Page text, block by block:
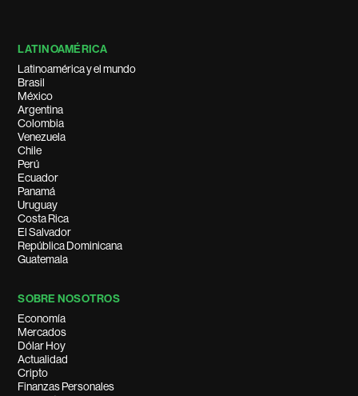
LATINOAMÉRICA
Latinoamérica y el mundo
Brasil
México
Argentina
Colombia
Venezuela
Chile
Perú
Ecuador
Panamá
Uruguay
Costa Rica
El Salvador
República Dominicana
Guatemala
SOBRE NOSOTROS
Economía
Mercados
Dólar Hoy
Actualidad
Cripto
Finanzas Personales